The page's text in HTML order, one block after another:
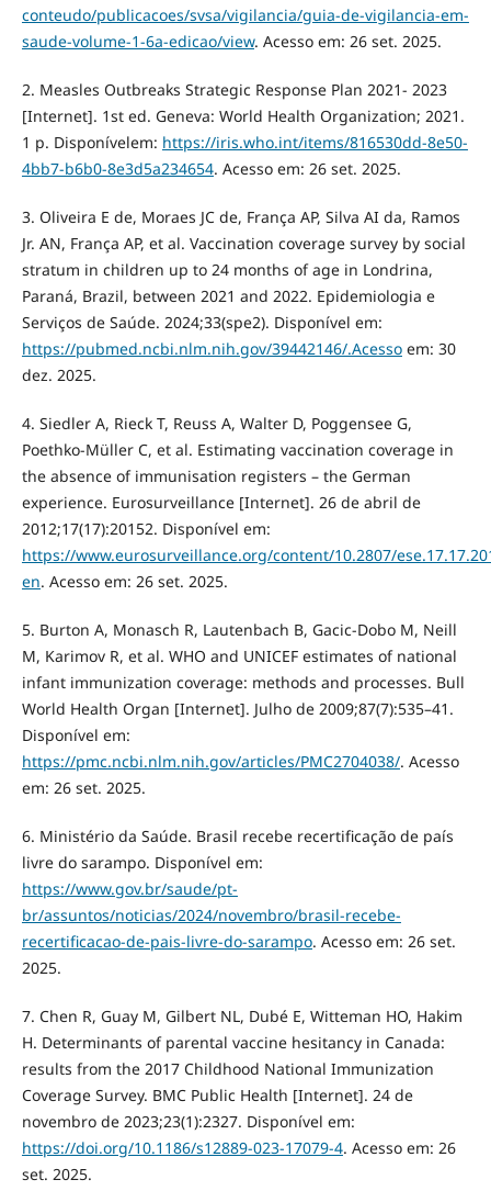
conteudo/publicacoes/svsa/vigilancia/guia-de-vigilancia-em-
saude-volume-1-6a-edicao/view. Acesso em: 26 set. 2025.
2. Measles Outbreaks Strategic Response Plan 2021- 2023
[Internet]. 1st ed. Geneva: World Health Organization; 2021.
1 p. Disponívelem: https://iris.who.int/items/816530dd-8e50-
4bb7-b6b0-8e3d5a234654. Acesso em: 26 set. 2025.
3. Oliveira E de, Moraes JC de, França AP, Silva AI da, Ramos
Jr. AN, França AP, et al. Vaccination coverage survey by social
stratum in children up to 24 months of age in Londrina,
Paraná, Brazil, between 2021 and 2022. Epidemiologia e
Serviços de Saúde. 2024;33(spe2). Disponível em:
https://pubmed.ncbi.nlm.nih.gov/39442146/.Acessoem: 30
dez. 2025.
4. Siedler A, Rieck T, Reuss A, Walter D, Poggensee G,
Poethko-Müller C, et al. Estimating vaccination coverage in
the absence of immunisation registers – the German
experience. Eurosurveillance [Internet]. 26 de abril de
2012;17(17):20152. Disponível em:
https://www.eurosurveillance.org/content/10.2807/
en. Acesso em: 26 set. 2025.
5. Burton A, Monasch R, Lautenbach B, Gacic-Dobo M, Neill
M, Karimov R, et al. WHO and UNICEF estimates of national
infant immunization coverage: methods and processes. Bull
World Health Organ [Internet]. Julho de 2009;87(7):535–41.
Disponível em:
https://pmc.ncbi.nlm.nih.gov/articles/PMC2704038/. Acesso
em: 26 set. 2025.
6. Ministério da Saúde. Brasil recebe recertificação de país
livre do sarampo. Disponível em:
https://www.gov.br/saude/pt-
br/assuntos/noticias/2024/novembro/brasil-recebe-
recertificacao-de-pais-livre-do-sarampo. Acesso em: 26 set.
2025.
7. Chen R, Guay M, Gilbert NL, Dubé E, Witteman HO, Hakim
H. Determinants of parental vaccine hesitancy in Canada:
results from the 2017 Childhood National Immunization
Coverage Survey. BMC Public Health [Internet]. 24 de
novembro de 2023;23(1):2327. Disponível em:
https://doi.org/10.1186/s12889-023-17079-4. Acesso em: 26
set. 2025.